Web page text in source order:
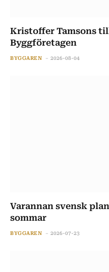
Kristoffer Tamsons
Byggföretagen
BYGGAREN 2026-08-04
Varannan svensk
sommar
BYGGAREN 2026-07-23